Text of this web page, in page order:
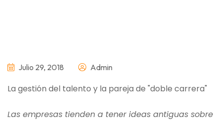
Julio 29, 2018 Admin
La gestión del talento y la pareja de "doble carrera"
Las empresas tienden a tener ideas antiguas sobre